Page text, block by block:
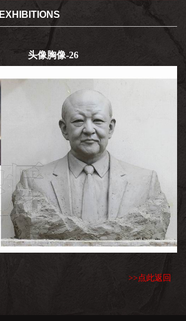
EXHIBITIONS
头像胸像-26
>>点此返回